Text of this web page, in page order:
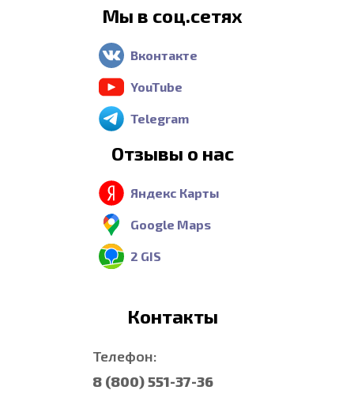
Мы в соц.сетях
Вконтакте
YouTube
Telegram
Отзывы о нас
Яндекс Карты
Google Maps
2 GIS
Контакты
Телефон:
8 (800) 551-37-36